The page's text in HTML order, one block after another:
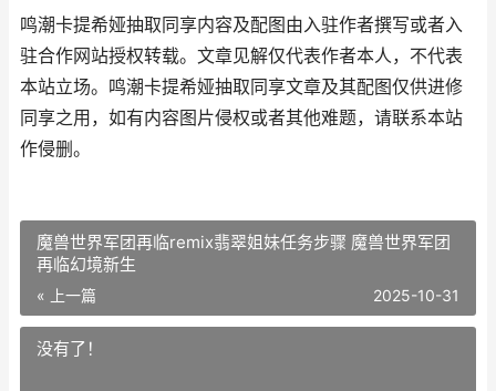
鸣潮卡提希娅抽取同享内容及配图由入驻作者撰写或者入
驻合作网站授权转载。文章见解仅代表作者本人，不代表
本站立场。鸣潮卡提希娅抽取同享文章及其配图仅供进修
同享之用，如有内容图片侵权或者其他难题，请联系本站
作侵删。
魔兽世界军团再临remix翡翠姐妹任务步骤 魔兽世界军团
再临幻境新生
« 上一篇 2025-10-31
没有了！